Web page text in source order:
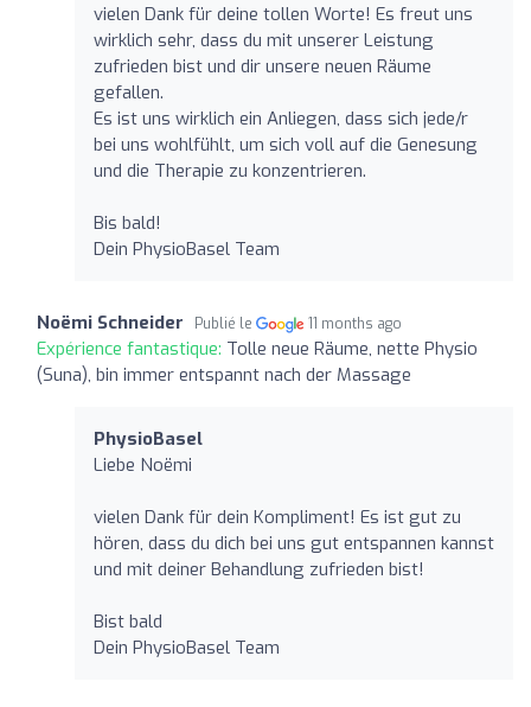
vielen Dank für deine tollen Worte! Es freut uns
wirklich sehr, dass du mit unserer Leistung
zufrieden bist und dir unsere neuen Räume
gefallen.
Es ist uns wirklich ein Anliegen, dass sich jede/r
bei uns wohlfühlt, um sich voll auf die Genesung
und die Therapie zu konzentrieren.
Bis bald!
Dein PhysioBasel Team
Noëmi Schneider Publié le 11 months ago
Expérience fantastique: Tolle neue Räume, nette Physio
(Suna), bin immer entspannt nach der Massage
PhysioBasel
Liebe Noëmi
vielen Dank für dein Kompliment! Es ist gut zu
hören, dass du dich bei uns gut entspannen kannst
und mit deiner Behandlung zufrieden bist!
Bist bald
Dein PhysioBasel Team